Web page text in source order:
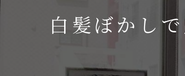
白髪ぼかし